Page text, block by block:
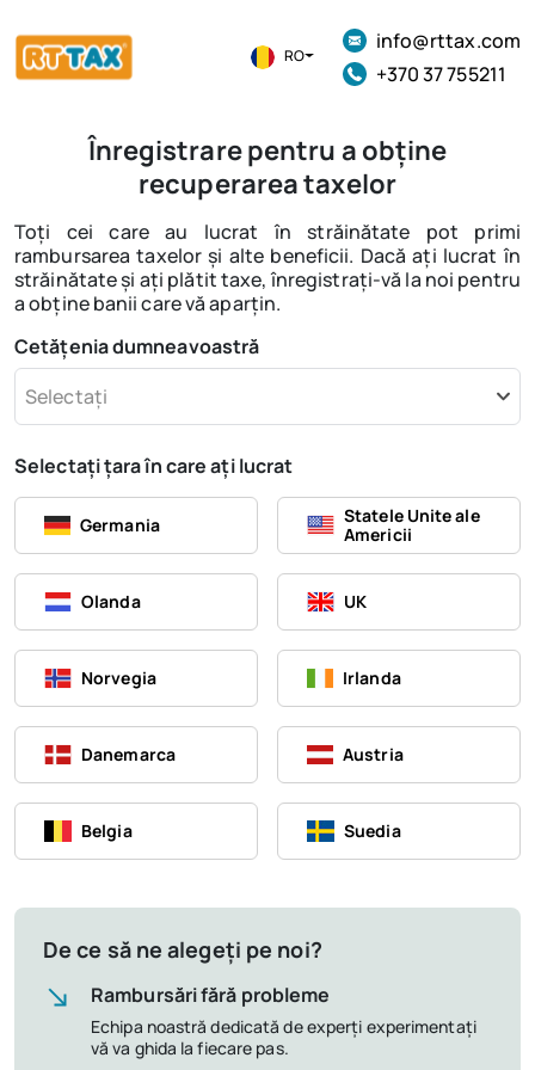
RO
info@rttax.com
+370 37 755211
Înregistrare pentru a obține
recuperarea taxelor
Toți cei care au lucrat în străinătate pot primi
rambursarea taxelor și alte beneficii. Dacă ați lucrat în
străinătate și ați plătit taxe, înregistrați-vă la noi pentru
a obține banii care vă aparțin.
Cetățenia dumneavoastră
Selectați
Selectați țara în care ați lucrat
Germania
Statele Unite ale
Americii
Olanda UK
Norvegia Irlanda
Danemarca Austria
Belgia Suedia
De ce să ne alegeți pe noi?
Rambursări fără probleme
Echipa noastră dedicată de experți experimentați
vă va ghida la fiecare pas.